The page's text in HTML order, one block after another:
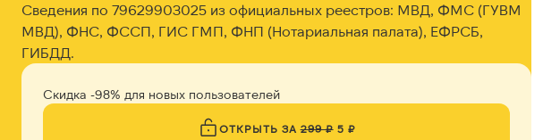
Сведения по 79629903025 из официальных реестров: МВД, ФМС (ГУВМ
МВД), ФНС, ФССП, ГИС ГМП, ФНП (Нотариальная палата), ЕФРСБ,
ГИБДД.
Скидка -98% для новых пользователей
ОТКРЫТЬ ЗА299 ₽5 ₽